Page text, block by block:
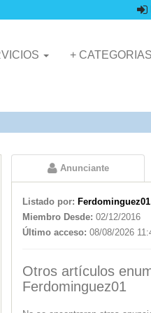
+ CATEGORIAS
Anunciante
Listado por: Ferdominguez01
Miembro Desde: 02/12/2016
Último acceso: 08/08/2026
Otros artículos
Ferdominguez01